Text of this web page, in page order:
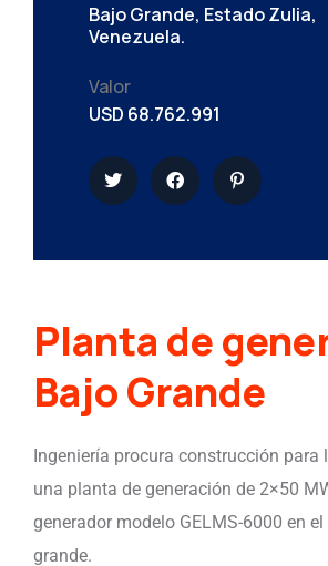
Planta de
Bajo Grande
Ingeniería procura construcción para
una planta de generación de 2×50
generador modelo GELMS-6000 en
grande.
Bajo Grande, Estado Zulia,
Venezuela.
Valor
USD 68.762.991